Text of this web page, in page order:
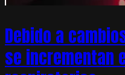
Debido a
se incrementan